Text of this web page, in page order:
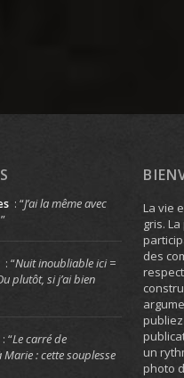
: “J’ai la même avec
”
: “Nuit inoubliable ici =
plutôt, si j’ai bien
: “Le carré de
Marie : cette souplesse
La vie
gris.
des
un
photo